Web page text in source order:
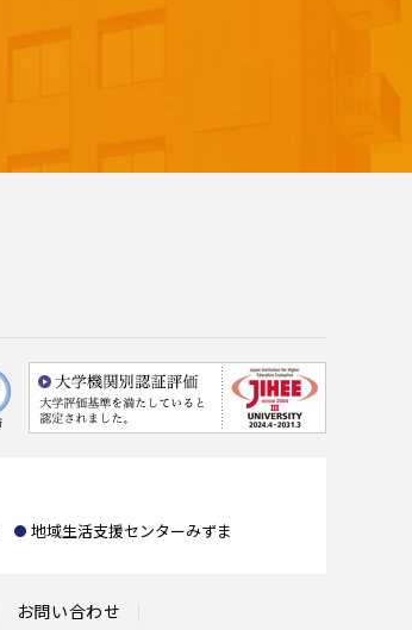
地域生活支援センターみずま
お問い合わせ